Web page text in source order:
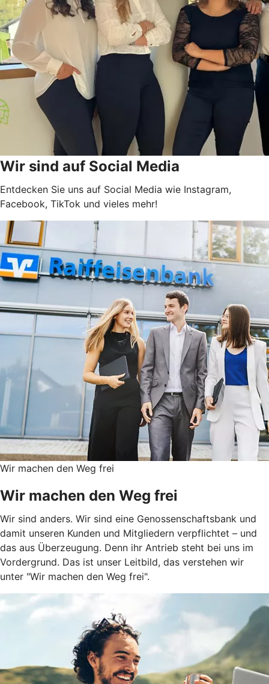
Wir sind auf Social Media
Entdecken Sie uns auf Social Media wie Instagram,
Facebook, TikTok und vieles mehr!
Wir machen den Weg frei
Wir machen den Weg frei
Wir sind anders. Wir sind eine Genossenschaftsbank und
damit unseren Kunden und Mitgliedern verpflichtet – und
das aus Überzeugung. Denn ihr Antrieb steht bei uns im
Vordergrund. Das ist unser Leitbild, das verstehen wir
unter "Wir machen den Weg frei".